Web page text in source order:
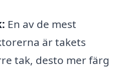
En av de mest
är takets
tak, desto mer färg